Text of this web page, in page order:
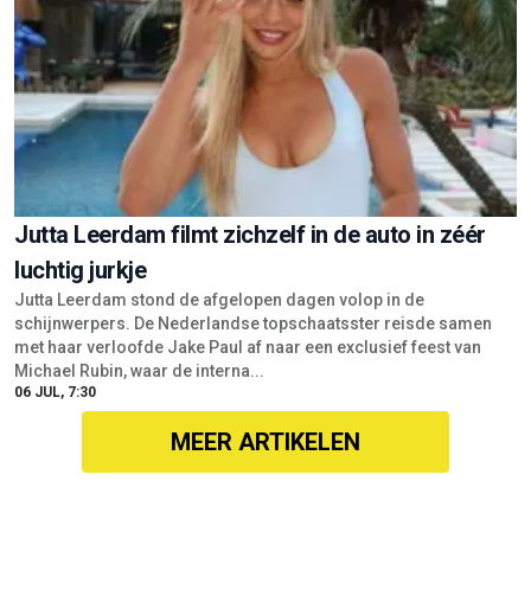
Jutta Leerdam filmt zichzelf in de auto in zéér
luchtig jurkje
Jutta Leerdam stond de afgelopen dagen volop in de
schijnwerpers. De Nederlandse topschaatsster reisde samen
met haar verloofde Jake Paul af naar een exclusief feest van
Michael Rubin, waar de interna...
06 JUL, 7:30
MEER ARTIKELEN